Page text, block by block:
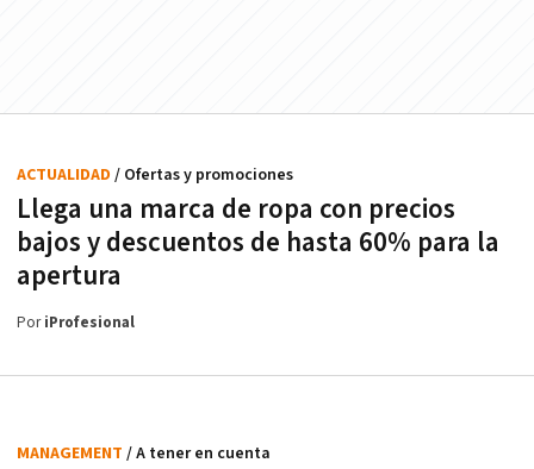
Llega una marca de ropa con precios
bajos y descuentos de hasta 60% para la
apertura
ACTUALIDAD / Ofertas y promociones
PoriProfesional
MANAGEMENT / A tener en cuenta